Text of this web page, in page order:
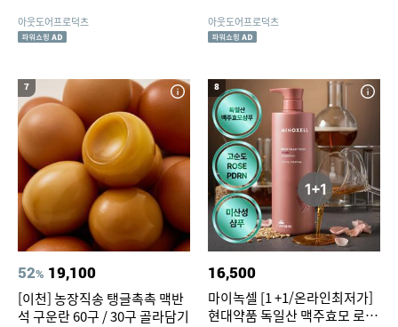
아웃도어프로덕츠 아웃도어프로덕츠
7
52% 19,100
[이천] 농장직송 탱글촉촉 맥반
석 구운란 60구 / 30구 골라담기
8
16,500
마이녹셀 [1 +1/온라인최저가]
현대약품 독일산 맥주효모 로즈